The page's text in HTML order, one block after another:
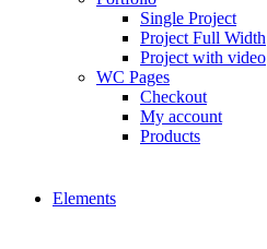
Single Project
Project Full Width
Project with video
WC Pages
Checkout
My account
Products
Elements